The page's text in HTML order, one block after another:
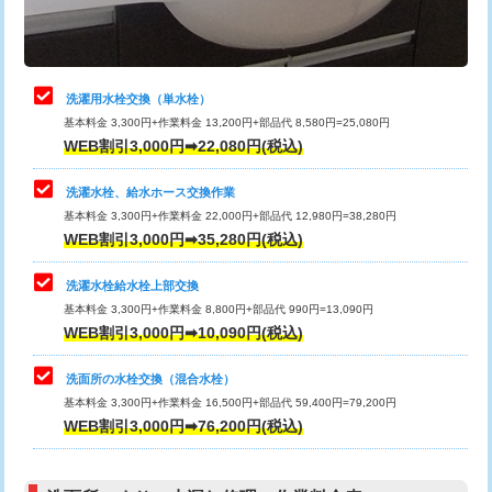
給水管工事※（ライニング鋼管・銅
管・ポリ管・HT管使用/3ｍまで)
44,000円
給水管工事※（ライニング鋼管・銅
管・ポリ管・HT管使用/3ｍ超え)
排水管工事（土の掘削・埋め戻し作
業）
排水管工事（排水管工事/3ｍまで） 55,000円
排水管工事（追加 排水管工事/3ｍ超
え）
マス交換（土の掘削・埋め戻し作業）
マス交換（深さ50㎝未満）
マス交換（深さ50㎝以上）
理・調整・分解・加工など（軽作業）
止水・漏水調査・防水処理・清掃・修
理・調整・分解・加工など（中作業）
22,000円
止水・漏水調査・防水処理・清掃・修
理・調整・分解・加工など（重作業）
33,000円
キッチンタンク脱着
その他部品の脱着
交換・取付（タンク）
交換・取付(単水栓（壁付・デッキ
式）)
交換・取付(混合水栓（壁付・デッキ
式・ワンホール）)
16,500円+材料費
（P/S/ポップアップ））
洗濯用水栓交換（単水栓）
基本料金 3,300円+作業料金 13,200円+部品代 8,580円=25,080円
WEB割引3,000円➡22,080円(税込)
洗濯水栓、給水ホース交換作業
基本料金 3,300円+作業料金 22,000円+部品代 12,980円=38,280円
WEB割引3,000円➡35,280円(税込)
洗濯水栓給水栓上部交換
基本料金 3,300円+作業料金 8,800円+部品代 990円=13,090円
WEB割引3,000円➡10,090円(税込)
洗面所の水栓交換（混合水栓）
基本料金 3,300円+作業料金 16,500円+部品代 59,400円=79,200円
WEB割引3,000円➡76,200円(税込)